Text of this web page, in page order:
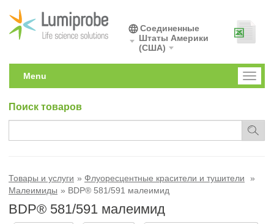
Соединенные
Штаты Америки
(США)
Toggle
Menu
Поиск товаров
Товары и услуги
Флуоресцентные красители и тушители
Малеимиды
BDP® 581/591 малеимид
BDP® 581/591 малеимид